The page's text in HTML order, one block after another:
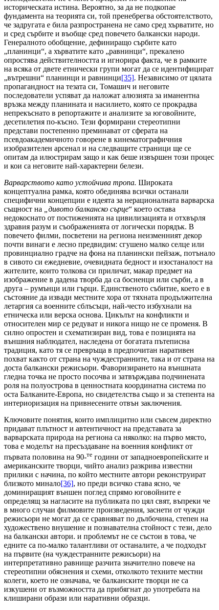
историческата истина. Вероятно, за да не подкопае
фундамента на теорията си, той пренебрегва обстоятелството,
че задругата е била разпространена не само сред хърватите, но
и сред сърбите и въобще сред повечето балкански народи.
Генералното обобщение, дефиниращо сърбите като
„планинци“, а хърватите като „равнинци“, прекалено
опростява действителността и игнорира факта, че в рамките
на всяка от двете етнически групи могат да се идентифицират
„вътрешни“ планинци и равнинци[35]. Независимо от цялата
пропагандност на тезата си, Томашич и неговите
последователи успяват да наложат алюзията за иманентна
връзка между планината и насилието, която се прокрадва
непрекъснато в репортажите и анализите за юговойните,
десетилетия по-късно. Тези формирани стереотипни
представи постепенно преминават от сферата на
псевдоакадемичното говорене в кинематографичния
изобразителен арсенал и на следващите страници ще се
опитам да илюстрирам защо и как беше извършен този процес
и кои са неговите най-характерни белези.
Варварството като устойчива тропа. Широката
концептуална рамка, която обединява всички останали
специфични концепции е идеята за нерационалната варварска
същност на
„дивото балканско сърце“ което остава
недокоснато от постиженията на цивилизацията и отхвърля
здравия разум и съображенията от логически порядък. В
повечето филми, посветени на региона неизменният декор
почти винаги е лесно предвидим: сгушено малко селце или
провинциално градче на фона на планински пейзаж, потънало
в сивото си ежедневие, очевидната бедност и изостаналост на
жителите, които толкова си приличат, макар предмет на
изображение в дадена творба да са босненци или сърби, а в
друга – румънци или гърци. Единственото събитие, което е в
състояние да извади местните хора от тяхната продължителна
летаргия са военните сблъсъци, най-често избухнали на
етническа или верска основа. Цикълът на конфликти и
относителен мир се редуват и никога нищо не се променя. В
силно опростен и схематизиран вид, това е позицията на
външния наблюдател, наследена от богатата пътеписна
традиция, като тя се превръща в предпочитан наративен
похват както от страна на чуждестранните, така и от страна на
доста балкански режисьори. Фаворизирането на външната
гледна точка не просто посочва и затвърждава подчинената
роля на полуострова в ценностната координатна система по
оста Балканите-Европа, но свидетелства също и за степента на
интериоризация на привнесените отвън заключения.
Ключовите понятия, които имплицитно или съвсем директно
придават плътност и автентичност на представата за
варварската природа на региона са няколко: на първо място,
това е моделът на пресъздаване на военния конфликт от
първата половина на 90-те години от западноевропейските и
американските творци, чийто анализ разкрива известни
прилики с начина, по който местните автори реконструират
близкото минало[36], но преди всичко става ясно, че
доминиращият външен поглед спрямо юговойните е
определящ за нагласите на публиката по цял свят, въпреки че
в много случаи филмовите произведения, заснети от чужди
режисьори не могат да се сравняват по дълбочина, степен на
художествено внушение и познавателна стойност с тези, дело
на балкански автори. и проблемът не се състои в това, че
едните са по-малко талантливи от останалите, а че подходът
на първите (на чуждестранните режисьори) на
интерпретативно равнище разчита значително повече на
стереотипни обяснения и схеми, отколкото техните местни
колеги, което не означава, че балканските творци не са
изкушени от възможността да прибягнат до употребата на
клиширани образи или наративни образци.